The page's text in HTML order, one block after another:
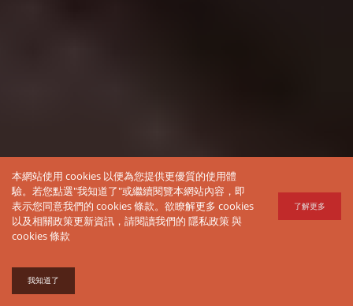
本網站使用 cookies 以便為您提供更優質的使用體
驗。若您點選"我知道了"或繼續閱覽本網站內容，即
表示您同意我們的 cookies 條款。欲瞭解更多 cookies
以及相關政策更新資訊，請閱讀我們的 隱私政策與
cookies 條款
了解更多
我知道了